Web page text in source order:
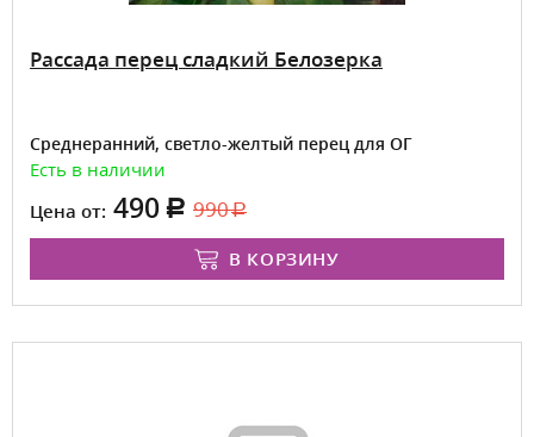
Рассада перец сладкий Белозерка
Среднеранний, светло-желтый перец для ОГ
Есть в наличии
Цена от: 490 990
В КОРЗИНУ